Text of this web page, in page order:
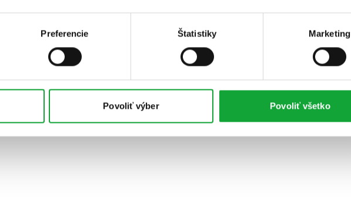
Preferencie Štatistiky Marketing
Povoliť výber Povoliť všetko